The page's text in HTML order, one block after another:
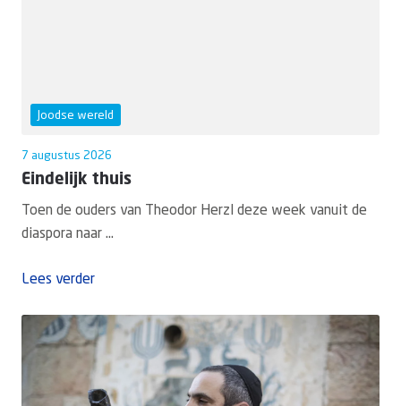
Joodse wereld
7 augustus 2026
Eindelijk thuis
Toen de ouders van Theodor Herzl deze week vanuit de
diaspora naar ...
Lees verder